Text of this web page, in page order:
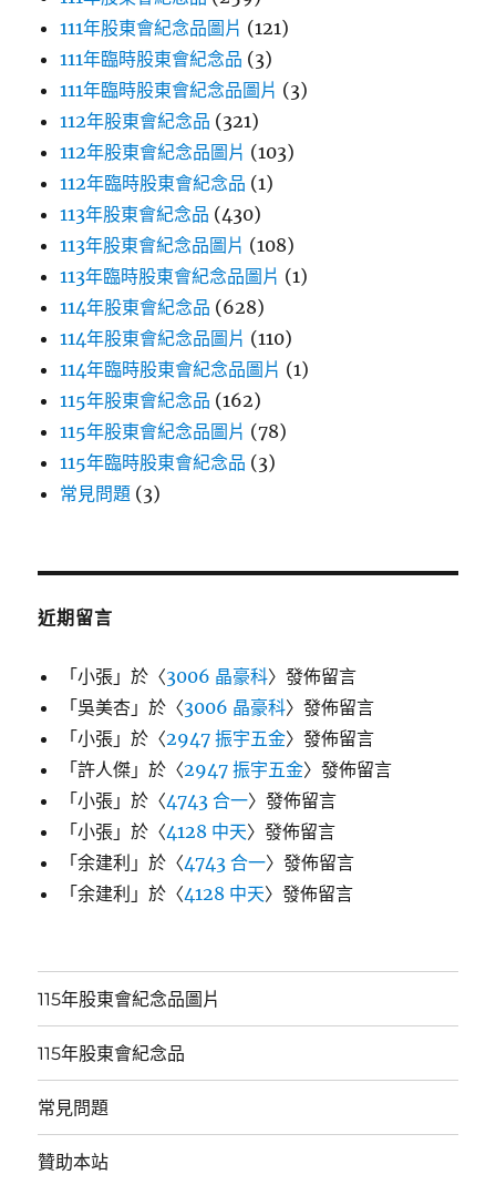
111年股東會紀念品圖片 (121)
111年臨時股東會紀念品 (3)
111年臨時股東會紀念品圖片 (3)
112年股東會紀念品 (321)
112年股東會紀念品圖片 (103)
112年臨時股東會紀念品 (1)
113年股東會紀念品 (430)
113年股東會紀念品圖片 (108)
113年臨時股東會紀念品圖片 (1)
114年股東會紀念品 (628)
114年股東會紀念品圖片 (110)
114年臨時股東會紀念品圖片 (1)
115年股東會紀念品 (162)
115年股東會紀念品圖片 (78)
115年臨時股東會紀念品 (3)
常見問題 (3)
近期留言
「小張 」於〈3006 晶豪科〉發佈留言
「吳美杏 」於〈3006 晶豪科〉發佈留言
「小張 」於〈2947 振宇五金〉發佈留言
「許人傑 」於〈2947 振宇五金〉發佈留言
「小張 」於〈4743 合一〉發佈留言
「小張 」於〈4128 中天〉發佈留言
「余建利 」於〈4743 合一〉發佈留言
「余建利 」於〈4128 中天〉發佈留言
115年股東會紀念品圖片
115年股東會紀念品
常見問題
贊助本站